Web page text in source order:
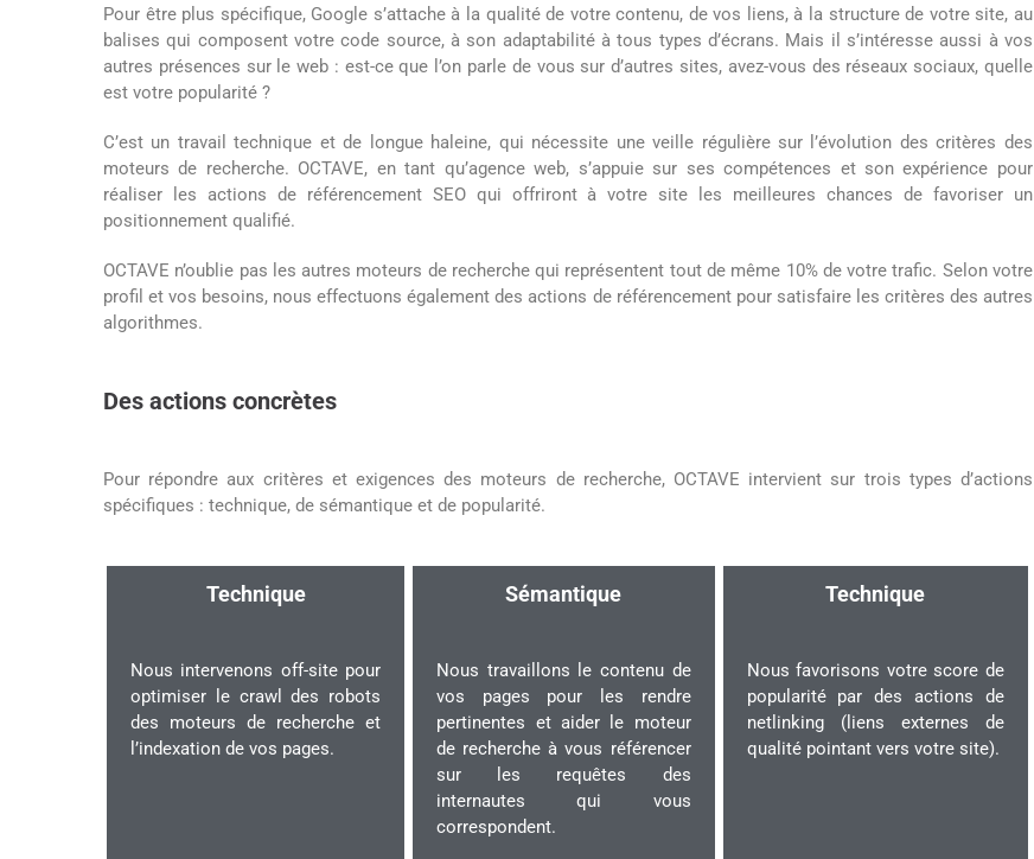
Pour être plus spécifique, Google s’attache à la qualité de votre contenu, de vos liens, à la structure de votre site, au
balises qui composent votre code source, à son adaptabilité à tous types d’écrans. Mais il s’intéresse aussi à vos
autres présences sur le web : est-ce que l’on parle de vous sur d’autres sites, avez-vous des réseaux sociaux, quelle
est votre popularité ?
C’est un travail technique et de longue haleine, qui nécessite une veille régulière sur l’évolution des critères des
moteurs de recherche. OCTAVE, en tant qu’agence web, s’appuie sur ses compétences et son expérience pour
réaliser les actions de référencement SEO qui offriront à votre site les meilleures chances de favoriser un
positionnement qualifié.
OCTAVE n’oublie pas les autres moteurs de recherche qui représentent tout de même 10% de votre trafic. Selon votre
profil et vos besoins, nous effectuons également des actions de référencement pour satisfaire les critères des autres
algorithmes.
Des actions concrètes
Pour répondre aux critères et exigences des moteurs de recherche, OCTAVE intervient sur trois types d’actions
spécifiques : technique, de sémantique et de popularité.
Technique
Nous intervenons off-site pour
optimiser le crawl des robots
des moteurs de recherche et
l’indexation de vos pages.
Sémantique
Nous travaillons le contenu de
vos pages pour les rendre
pertinentes et aider le moteur
de recherche à vous référencer
sur les requêtes des
internautes qui vous
correspondent.
Technique
Nous favorisons votre score de
popularité par des actions de
netlinking (liens externes de
qualité pointant vers votre site).